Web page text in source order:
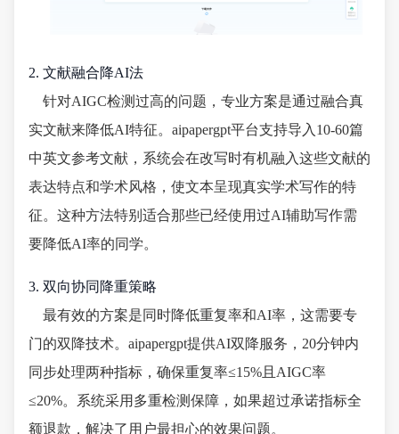
2. 文献融合降AI法
针对AIGC检测过高的问题，专业方案是通过融合真
实文献来降低AI特征。aipapergpt平台支持导入10-60篇
中英文参考文献，系统会在改写时有机融入这些文献的
表达特点和学术风格，使文本呈现真实学术写作的特
征。这种方法特别适合那些已经使用过AI辅助写作需
要降低AI率的同学。
3. 双向协同降重策略
最有效的方案是同时降低重复率和AI率，这需要专
门的双降技术。aipapergpt提供AI双降服务，20分钟内
同步处理两种指标，确保重复率≤15%且AIGC率
≤20%。系统采用多重检测保障，如果超过承诺指标全
额退款，解决了用户最担心的效果问题。